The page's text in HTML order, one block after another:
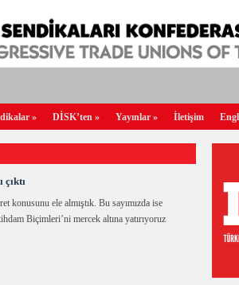
» DİSK’ten » Yayınlar » İletişim
konusunu ele almıştık. Bu sayımızda ise
Biçimleri’ni mercek altına yatırıyoruz